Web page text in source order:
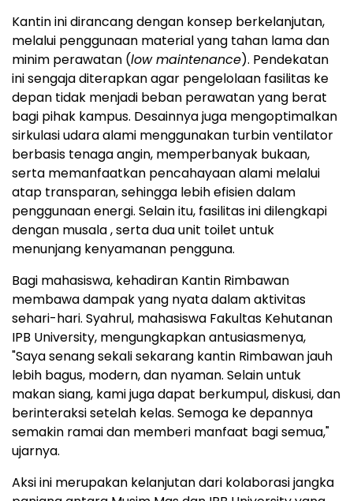
Kantin ini dirancang dengan konsep berkelanjutan,
melalui penggunaan material yang tahan lama dan
minim perawatan (low maintenance). Pendekatan
ini sengaja diterapkan agar pengelolaan fasilitas ke
depan tidak menjadi beban perawatan yang berat
bagi pihak kampus. Desainnya juga mengoptimalkan
sirkulasi udara alami menggunakan turbin ventilator
berbasis tenaga angin, memperbanyak bukaan,
serta memanfaatkan pencahayaan alami melalui
atap transparan, sehingga lebih efisien dalam
penggunaan energi. Selain itu, fasilitas ini dilengkapi
dengan musala , serta dua unit toilet untuk
menunjang kenyamanan pengguna.
Bagi mahasiswa, kehadiran Kantin Rimbawan
membawa dampak yang nyata dalam aktivitas
sehari-hari. Syahrul, mahasiswa Fakultas Kehutanan
IPB University, mengungkapkan antusiasmenya,
"Saya senang sekali sekarang kantin Rimbawan jauh
lebih bagus, modern, dan nyaman. Selain untuk
makan siang, kami juga dapat berkumpul, diskusi, dan
berinteraksi setelah kelas. Semoga ke depannya
semakin ramai dan memberi manfaat bagi semua,"
ujarnya.
Aksi ini merupakan kelanjutan dari kolaborasi jangka